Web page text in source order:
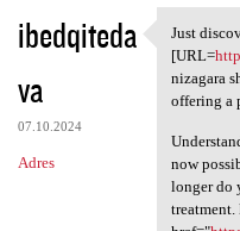
K
o
m
e
n
ibedqiteda
va
07.10.2024
Adres
Just
Just
[URL=
nizagara
offering a
now
longer do
treatment.